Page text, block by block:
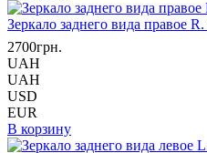
Зеркало заднего вида правое
2700грн.
UAH
UAH
USD
EUR
В корзину